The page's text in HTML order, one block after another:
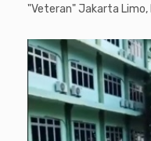
"Veteran" Jakarta Limo,